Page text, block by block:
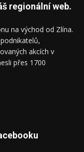
regionální web.
na východ od Zlína.
akcích v
přes 1700